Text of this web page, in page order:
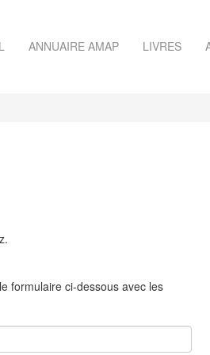
ANNUAIRE AMAP LIVRES
formulaire ci-dessous avec les